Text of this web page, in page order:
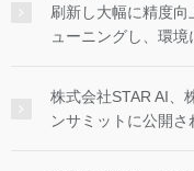
刷新し大幅に精度
ューニングし、環境
株式会社STAR AI、
ンサミットに公開さ